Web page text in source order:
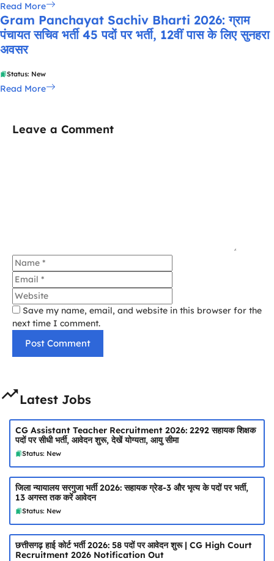
Read More
Gram Panchayat Sachiv Bharti 2026: ग्राम
पंचायत सचिव भर्ती 45 पदों पर भर्ती, 12वीं पास के लिए सुनहरा
अवसर
Status: New
Read More
Leave a Comment
Name
Save my name, email, and website in this browser for the
next time I comment.
Latest Jobs
CG Assistant Teacher Recruitment 2026: 2292 सहायक शिक्षक
पदों पर सीधी भर्ती, आवेदन शुरू, देखें योग्यता, आयु सीमा
Status: New
जिला न्यायालय सरगुजा भर्ती 2026: सहायक ग्रेड-3 और भृत्य के पदों पर भर्ती,
13 अगस्त तक करें आवेदन
Status: New
छत्तीसगढ़ हाई कोर्ट भर्ती 2026: 58 पदों पर आवेदन शुरू | CG High Court
Recruitment 2026 Notification Out